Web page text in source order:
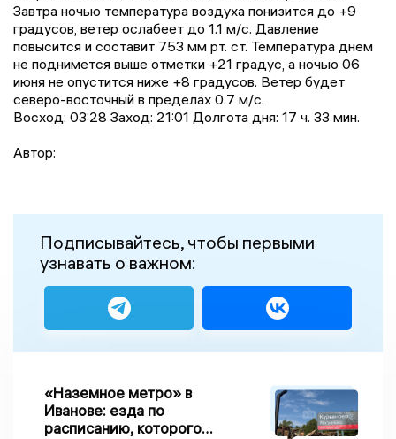
Завтра ночью температура воздуха понизится до +9
градусов, ветер ослабеет до 1.1 м/с. Давление
повысится и составит 753 мм рт. ст. Температура днем
не поднимется выше отметки +21 градус, a ночью 06
июня не опустится ниже +8 градусов. Ветер будет
северо-восточный в пределах 0.7 м/с.
Восход: 03:28 Заход: 21:01 Долгота дня: 17 ч. 33 мин.
Автор:
Подписывайтесь, чтобы первыми
узнавать о важном:
«Наземное метро» в
Иванове: езда по
расписанию, которого